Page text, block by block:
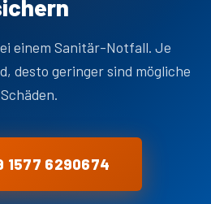
einem Sanitär-Notfall. Je
desto geringer sind mögliche
Schäden.
1577 6290674